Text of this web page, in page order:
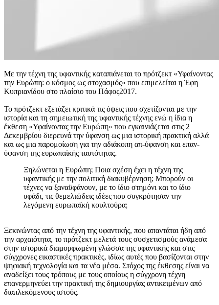
Με την τέχνη της υφαντικής καταπιάνεται το πρότζεκτ «Υφαίνοντας
την Ευρώπη: ο κόσμος ως στοχασμός» που επιμελείται η Έφη
Κυπριανίδου στο πλαίσιο του Πάφος2017.
Το πρότζεκτ εξετάζει κριτικά τις όψεις που σχετίζονται με την
ιστορία και τη σημειωτική της υφαντικής τέχνης ενώ η ίδια η
έκθεση «Υφαίνοντας την Ευρώπη» που εγκαινιάζεται στις 2
Δεκεμβρίου διερευνά την ύφανση ως μια ιστορική πρακτική αλλά
και ως μια παρομοίωση για την αδιάκοπη απ-ύφανση και επαν-
ύφανση της ευρωπαϊκής ταυτότητας.
Ξηλώνεται η Ευρώπη; Ποια σχέση έχει η τέχνη της
υφαντικής με την πολιτική διακυβέρνηση; Μπορούν οι
τέχνες να ξαναϋφάνουν, με το ίδιο στημόνι και το ίδιο
υφάδι, τις θεμελιώδεις ιδέες που συγκρότησαν την
λεγόμενη ευρωπαϊκή κουλτούρα;
Ξεκινώντας από την τέχνη της υφαντικής, που απαντάται ήδη από
την αρχαιότητα, το πρότζεκτ μελετά τους συσχετισμούς ανάμεσα
στην ιστορικά διαμορφωμένη γλώσσα της υφαντικής και στις
σύγχρονες εικαστικές πρακτικές, ιδίως αυτές που βασίζονται στην
ψηφιακή τεχνολογία και τα νέα μέσα. Στόχος της έκθεσης είναι να
αναδείξει τους τρόπους με τους οποίους η σύγχρονη τέχνη
επανερμηνεύει την πρακτική της δημιουργίας αντικειμένων από
διαπλεκόμενους ιστούς.